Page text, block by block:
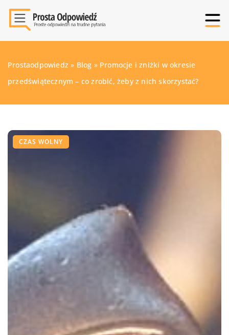
Prostaodpowiedz » Blog » Promocje i zniżki w okresie
przedświątecznym – co zrobić, żeby z nich skorzystać?
CZAS WOLNY